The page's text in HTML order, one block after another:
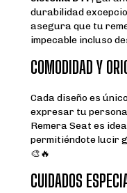
durabilidad
asegura que tu
impecable incluso
COMODIDAD Y
Cada diseño es
expresar tu
Remera Seat es
permitiéndote lucir
🎨🔥
CUIDADOS